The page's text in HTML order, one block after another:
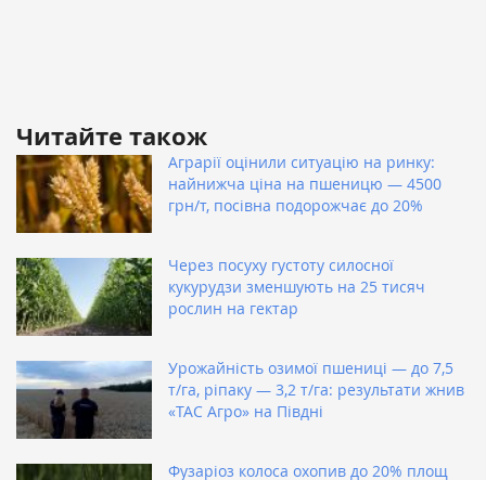
Читайте також
Аграрії оцінили ситуацію на ринку:
найнижча ціна на пшеницю — 4500
грн/т, посівна подорожчає до 20%
Через посуху густоту силосної
кукурудзи зменшують на 25 тисяч
рослин на гектар
Урожайність озимої пшениці — до 7,5
т/га, ріпаку — 3,2 т/га: результати жнив
«ТАС Агро» на Півдні
Фузаріоз колоса охопив до 20% площ